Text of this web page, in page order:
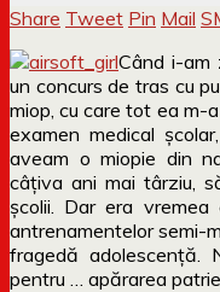
Share Tweet Pin Mail
Când i-am
un concurs de tras cu
miop, cu care tot ea m-
examen medical
aveam o miopie din
câțiva ani mai târziu,
școlii. Dar era
antrenamentelor semi-
fragedă adolescență.
pentru … apărarea